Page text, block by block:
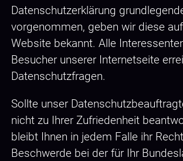
Datenschutzerklärung
vorgenommen, geben wir diese
Website bekannt. Alle
Besucher unserer Internetseite
Datenschutzfragen.
Sollte unser
nicht zu Ihrer Zufriedenheit
bleibt Ihnen in jedem Falle ihr
Beschwerde bei der für Ihr